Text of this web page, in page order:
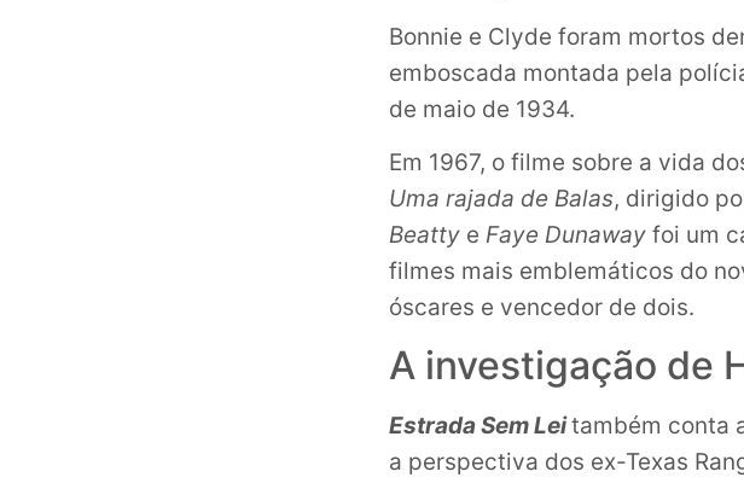
Bonnie e Clyde foram mortos
emboscada montada pela
de maio de 1934.
Em 1967, o filme sobre a vida
Uma rajada de Balas, dirigido
Beatty e Faye Dunaway foi um
filmes mais emblemáticos do
óscares e vencedor de dois.
A investigação de
Estrada Sem Leitambém conta
a perspectiva dos ex-Texas